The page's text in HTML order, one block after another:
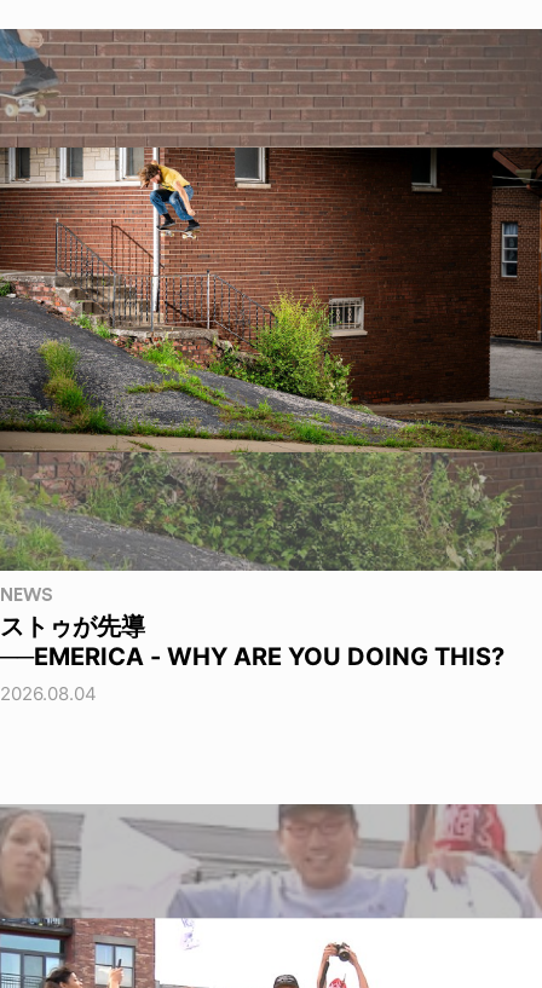
NEWS
ストゥが先導
──EMERICA - WHY ARE YOU DOING THIS?
2026.08.04